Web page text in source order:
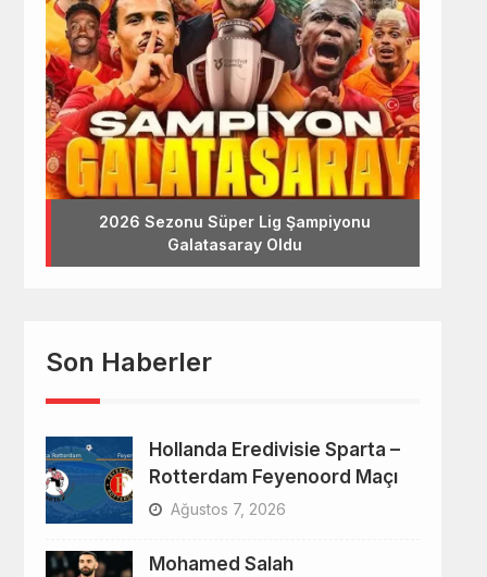
2026 Sezonu Süper Lig Şampiyonu
Galatasaray Oldu
Son Haberler
Hollanda Eredivisie Sparta –
Rotterdam Feyenoord Maçı
Ağustos 7, 2026
Mohamed Salah